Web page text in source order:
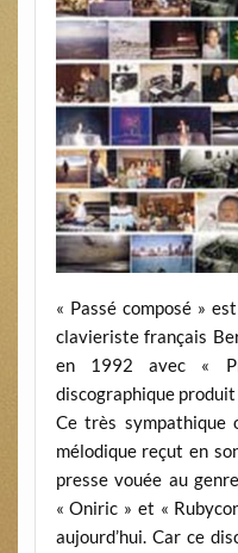
« Passé composé »
clavieriste français
en 1992 avec «
discographique
Ce très sympathique
mélodique reçut en
presse vouée au
« Oniric » et «
aujourd’hui. Car ce